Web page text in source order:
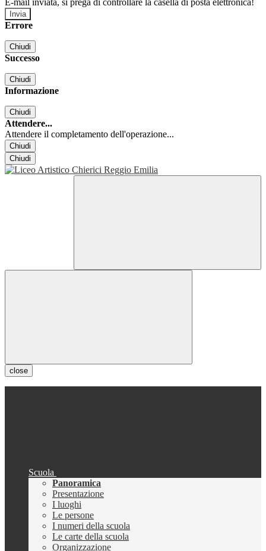
E-mail inviata, si prega di controllare la casella di posta elettronica!
Errore
Chiudi
Successo
Chiudi
Informazione
Chiudi
Attendere...
Attendere il completamento dell'operazione...
Chiudi
Chiudi
close
Scuola
Panoramica
Presentazione
I luoghi
Le persone
I numeri della scuola
Le carte della scuola
Organizzazione